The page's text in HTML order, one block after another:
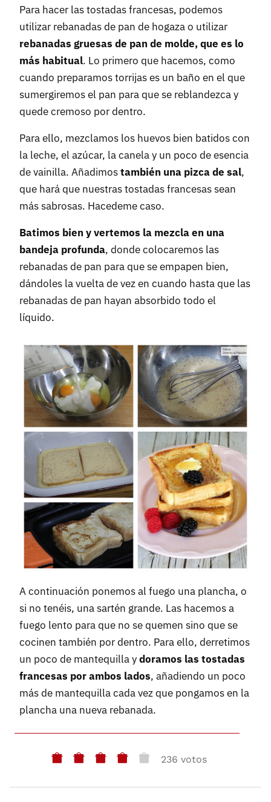
Para hacer las tostadas francesas, podemos
utilizar rebanadas de pan de hogaza o utilizar
rebanadas gruesas de pan de molde, que es lo
más habitual. Lo primero que hacemos, como
cuando preparamos torrijas es un baño en el que
sumergiremos el pan para que se reblandezca y
quede cremoso por dentro.
Para ello, mezclamos los huevos bien batidos con
la leche, el azúcar, la canela y un poco de esencia
de vainilla. Añadimostambién una pizca de sal,
que hará que nuestras tostadas francesas sean
más sabrosas. Hacedeme caso.
Batimos bien y vertemos la mezcla en una
bandeja profunda, donde colocaremos las
rebanadas de pan para que se empapen bien,
dándoles la vuelta de vez en cuando hasta que las
rebanadas de pan hayan absorbido todo el
líquido.
A continuación ponemos al fuego una plancha, o
si no tenéis, una sartén grande. Las hacemos a
fuego lento para que no se quemen sino que se
cocinen también por dentro. Para ello, derretimos
un poco de mantequilla ydoramos las tostadas
francesas por ambos lados, añadiendo un poco
más de mantequilla cada vez que pongamos en la
plancha una nueva rebanada.
236 votos